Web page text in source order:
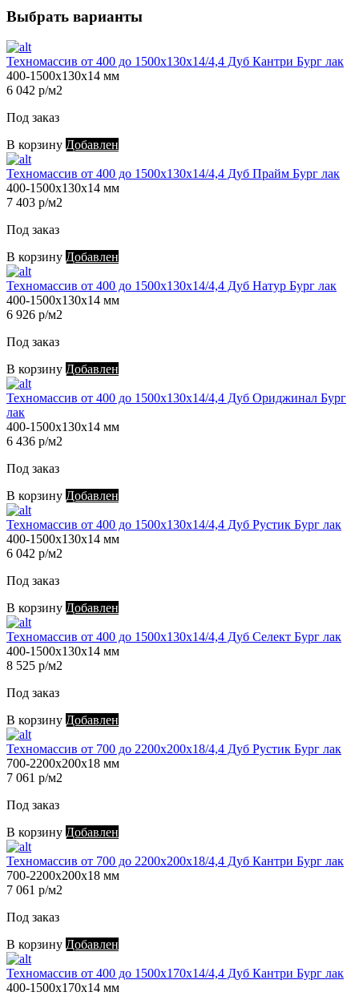
Выбрать варианты
Техномассив от 400 до 1500х130х14/4,4 Дуб Кантри Бург лак
400-1500х130х14 мм
6 042 р/м2
Под заказ
В корзину Добавлен
Техномассив от 400 до 1500х130х14/4,4 Дуб Прайм Бург лак
400-1500х130х14 мм
7 403 р/м2
Под заказ
В корзину Добавлен
Техномассив от 400 до 1500х130х14/4,4 Дуб Натур Бург лак
400-1500х130х14 мм
6 926 р/м2
Под заказ
В корзину Добавлен
Техномассив от 400 до 1500х130х14/4,4 Дуб Ориджинал Бург
лак
400-1500х130х14 мм
6 436 р/м2
Под заказ
В корзину Добавлен
Техномассив от 400 до 1500х130х14/4,4 Дуб Рустик Бург лак
400-1500х130х14 мм
6 042 р/м2
Под заказ
В корзину Добавлен
Техномассив от 400 до 1500х130х14/4,4 Дуб Селект Бург лак
400-1500х130х14 мм
8 525 р/м2
Под заказ
В корзину Добавлен
Техномассив от 700 до 2200х200х18/4,4 Дуб Рустик Бург лак
700-2200х200х18 мм
7 061 р/м2
Под заказ
В корзину Добавлен
Техномассив от 700 до 2200х200х18/4,4 Дуб Кантри Бург лак
700-2200х200х18 мм
7 061 р/м2
Под заказ
В корзину Добавлен
Техномассив от 400 до 1500х170х14/4,4 Дуб Кантри Бург лак
400-1500х170х14 мм